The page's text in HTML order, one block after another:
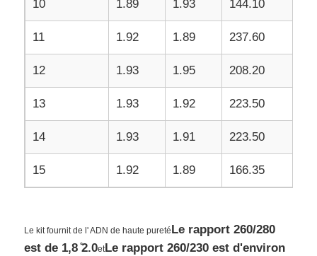
10 1.89 1.93 144.10
11 1.92 1.89 237.60
12 1.93 1.95 208.20
13 1.93 1.92 223.50
14 1.93 1.91 223.50
15 1.92 1.89 166.35
Le kit fournit de l' ADN de haute pureté Le rapport 260/280
est de 1,8 ̊2.0etLe rapport 260/230 est d'environ